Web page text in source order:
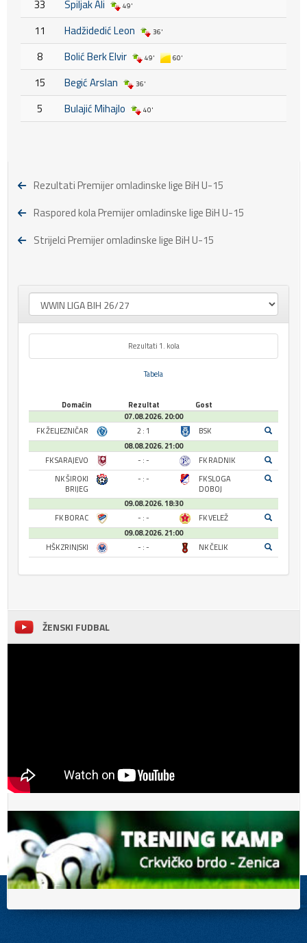
33 Spiljak Ali 49'
11 Hadžidedić Leon 36'
8 Bolić Berk Elvir 49' 60'
15 Begić Arslan 36'
5 Bulajić Mihajlo 40'
Rezultati Premijer omladinske lige BiH U-15
Raspored kola Premijer omladinske lige BiH U-15
Strijelci Premijer omladinske lige BiH U-15
Rezultati 1. kola
Tabela
Domaćin Rezultat
Gost
07.08.2026. 20:00
FK ŽELJEZNIČAR
2 : 1
BSK
08.08.2026. 21:00
FK SARAJEVO
- : -
FK RADNIK
NK ŠIROKI
BRIJEG
- : -
FK SLOGA
DOBOJ
09.08.2026. 18:30
FK BORAC
- : -
FK VELEŽ
09.08.2026. 21:00
HŠK ZRINJSKI
- : - NK ČELIK
ŽENSKI FUDBAL